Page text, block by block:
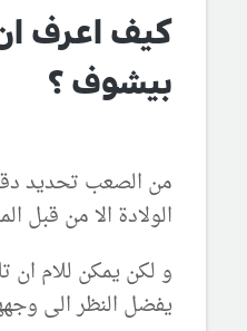
كيف اعرف
بيشوف ؟
من الصعب تحديد
الولادة الا من قبل
و لكن يمكن للام ان
يفضل النظر الى